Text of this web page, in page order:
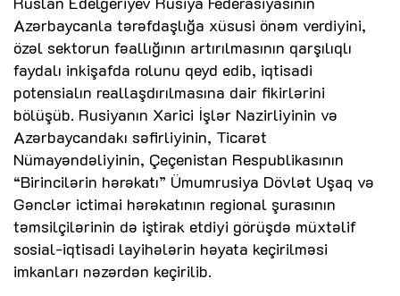
Azərbaycanla tərəfdaşlığa xüsusi önəm verdiyini,
özəl sektorun fəallığının artırılmasının qarşılıqlı
faydalı inkişafda rolunu qeyd edib, iqtisadi
potensialın reallaşdırılmasına dair fikirlərini
bölüşüb. Rusiyanın Xarici İşlər Nazirliyinin və
Azərbaycandakı səfirliyinin, Ticarət
Nümayəndəliyinin, Çeçenistan Respublikasının
“Birincilərin hərəkatı” Ümumrusiya Dövlət Uşaq və
Gənclər ictimai hərəkatının regional şurasının
təmsilçilərinin də iştirak etdiyi görüşdə müxtəlif
sosial-iqtisadi layihələrin həyata keçirilməsi
imkanları nəzərdən keçirilib.